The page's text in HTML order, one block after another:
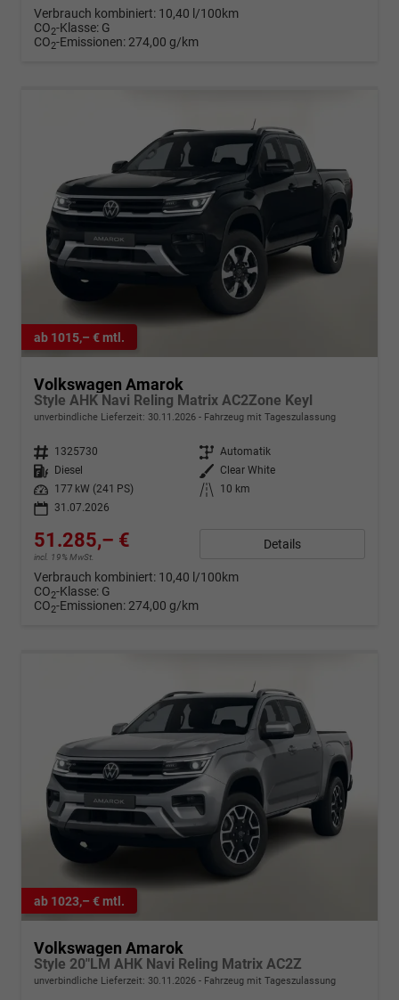
Verbrauch kombiniert: 10,40 l/100km
CO2-Klasse: G
CO2-Emissionen: 274,00 g/km
ab 1015,– € mtl.
Volkswagen Amarok
Style AHK Navi Reling Matrix AC2Zone Keyl
unverbindliche Lieferzeit: 30.11.2026 Fahrzeug mit Tageszulassung
Fahrzeugnr. 1325730 Getriebe Automatik
Kraftstoff
Diesel Außenfarbe Clear White
Leistung
177 kW (241 PS) Kilometerstand
10 km
31.07.2026
51.285,– €
incl. 19% MwSt.
Details
Verbrauch kombiniert: 10,40 l/100km
CO2-Klasse: G
CO2-Emissionen: 274,00 g/km
ab 1023,– € mtl.
Volkswagen Amarok
Style 20"LM AHK Navi Reling Matrix AC2Z
unverbindliche Lieferzeit: 30.11.2026 Fahrzeug mit Tageszulassung